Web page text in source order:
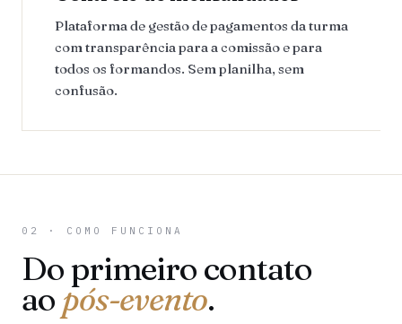
Plataforma de gestão de pagamentos da turma
com transparência para a comissão e para
todos os formandos. Sem planilha, sem
confusão.
02 · COMO FUNCIONA
Do primeiro contato
ao pós-evento.